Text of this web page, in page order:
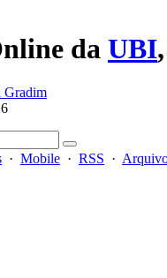
da UBI
Gradim
· Mobile · RSS ·